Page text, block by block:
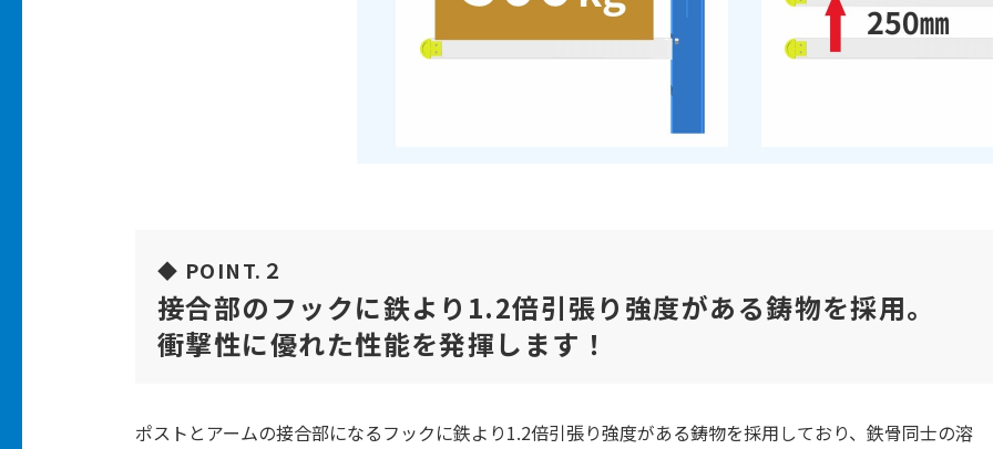
◆ POINT.２
接合部のフックに鉄より1.2倍引張り強度がある鋳物を採用。
衝撃性に優れた性能を発揮します！
ポストとアームの接合部になるフックに鉄より1.2倍引張り強度がある鋳物を採用しており、鉄骨同士の溶